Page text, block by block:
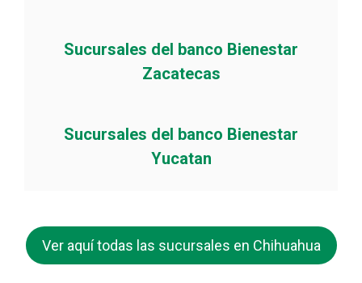
Sucursales del banco Bienestar
Zacatecas
Sucursales del banco Bienestar
Yucatan
Ver aquí todas las sucursales en Chihuahua